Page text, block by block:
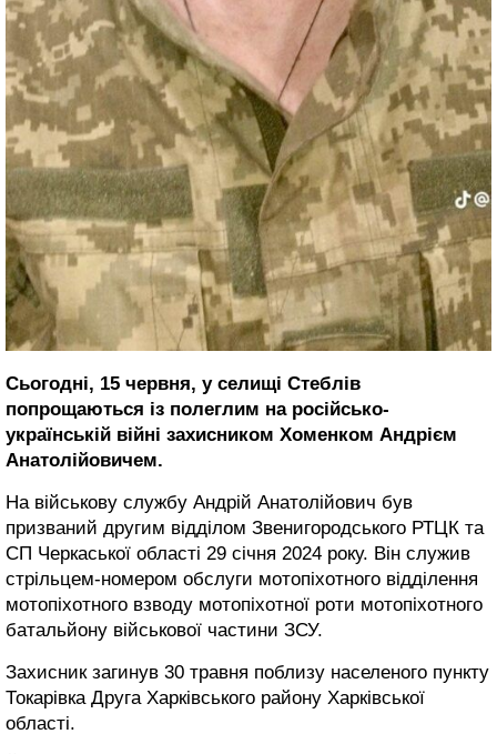
Сьогодні, 15 червня, у селищі Стеблів
попрощаються із полеглим на російсько-
українській війні захисником Хоменком Андрієм
Анатолійовичем.
На військову службу Андрій Анатолійович був
призваний другим відділом Звенигородського РТЦК та
СП Черкаської області 29 січня 2024 року. Він служив
стрільцем-номером обслуги мотопіхотного відділення
мотопіхотного взводу мотопіхотної роти мотопіхотного
батальйону військової частини ЗСУ.
Захисник загинув 30 травня поблизу населеного пункту
Токарівка Друга Харківського району Харківської
області.